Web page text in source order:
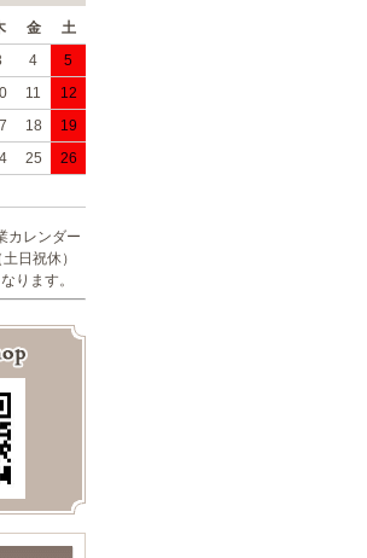
金
土
4
5
11
12
18
19
25
26
カレンダー
日祝休）
ります。